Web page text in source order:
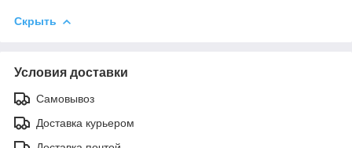
Скрыть
Условия доставки
Самовывоз
Доставка курьером